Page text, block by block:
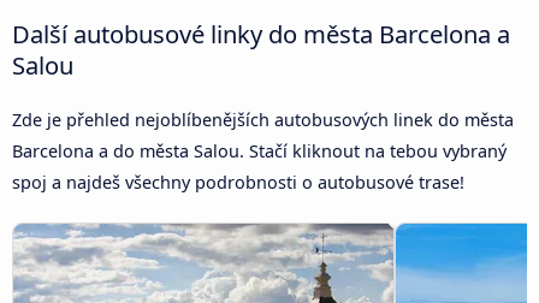
Další autobusové linky do města Barcelona a
Salou
Zde je přehled nejoblíbenějších autobusových linek do města
Barcelona a do města Salou. Stačí kliknout na tebou vybraný
spoj a najdeš všechny podrobnosti o autobusové trase!